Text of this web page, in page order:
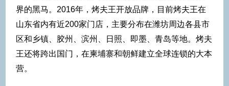
界的黑马。2016年，烤夫王开放品牌，目前烤夫王在
山东省内有近200家门店，主要分布在潍坊周边各县市
区和乡镇、胶州、滨州、日照、即墨、青岛等地。烤夫
王还将跨出国门，在柬埔寨和朝鲜建立全球连锁的大本
营。